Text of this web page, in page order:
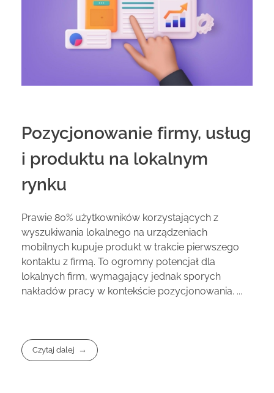
Pozycjonowanie firmy, usług
i produktu na lokalnym
rynku
Prawie 80% użytkowników korzystających z
wyszukiwania lokalnego na urządzeniach
mobilnych kupuje produkt w trakcie pierwszego
kontaktu z firmą. To ogromny potencjał dla
lokalnych firm, wymagający jednak sporych
nakładów pracy w kontekście pozycjonowania. ...
Czytaj dalej